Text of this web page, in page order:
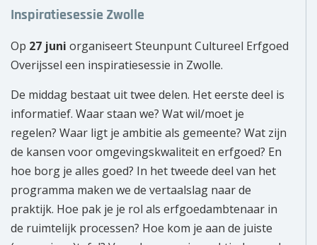
Inspiratiesessie Zwolle
Op 27 juni organiseert Steunpunt Cultureel Erfgoed
Overijssel een inspiratiesessie in Zwolle.
De middag bestaat uit twee delen. Het eerste deel is
informatief. Waar staan we? Wat wil/moet je
regelen? Waar ligt je ambitie als gemeente? Wat zijn
de kansen voor omgevingskwaliteit en erfgoed? En
hoe borg je alles goed? In het tweede deel van het
programma maken we de vertaalslag naar de
praktijk. Hoe pak je je rol als erfgoedambtenaar in
de ruimtelijk processen? Hoe kom je aan de juiste